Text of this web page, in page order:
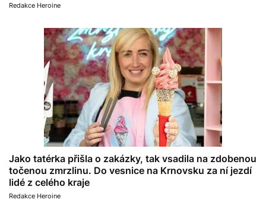
Redakce Heroine
Jako tatérka přišla o zakázky, tak vsadila na zdobenou
točenou zmrzlinu. Do vesnice na Krnovsku za ní jezdí
lidé z celého kraje
Redakce Heroine